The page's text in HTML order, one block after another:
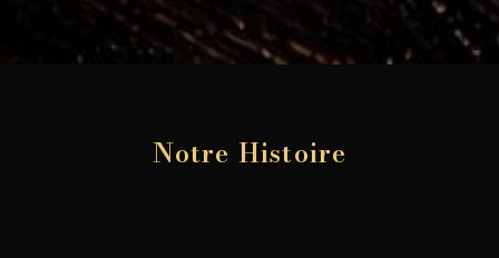
Notre Histoire